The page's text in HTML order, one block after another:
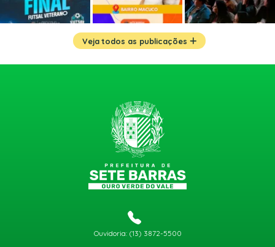
Veja todos as publicações
Ouvidoria: (13) 3872-5500